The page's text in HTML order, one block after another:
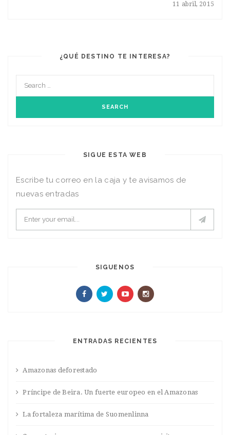
11 abril, 2015
¿QUÉ DESTINO TE INTERESA?
SIGUE ESTA WEB
Escribe tu correo en la caja y te avisamos de
nuevas entradas
SIGUENOS
ENTRADAS RECIENTES
Amazonas deforestado
Príncipe de Beira. Un fuerte europeo en el Amazonas
La fortaleza marítima de Suomenlinna